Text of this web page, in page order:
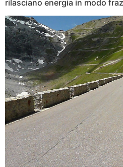
rilasciano energia in modo